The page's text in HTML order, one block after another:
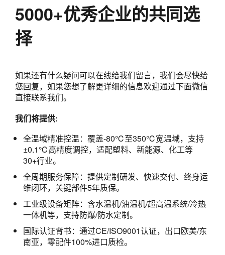
5000+优秀企业的共同选
择
如果还有什么疑问可以在线给我们留言，我们会尽快给
您回复，如果您想了解更详细的信息欢迎通过下面微信
直接联系我们。
我们将提供:
全温域精准控温：覆盖-80℃至350℃宽温域，支持
±0.1℃高精度调控，适配塑料、新能源、化工等
30+行业。
全周期服务保障：提供定制研发、快速交付、终身运
维闭环，关键部件5年质保。
工业级设备矩阵：含水温机/油温机/超高温系统/冷热
一体机等，支持防爆/防水定制。
国际认证背书：通过CE/ISO9001认证，出口欧美/东
南亚，零配件100%进口质检。